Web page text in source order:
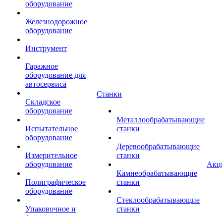
оборудование
Железнодорожное
оборудование
Инструмент
Гаражное
оборудование для
автосервиса
Складское
оборудование
Испытательное
оборудование
Измерительное
оборудование
Полиграфическое
оборудование
Упаковочное и
Станки
Металлообрабатывающие
станки
Деревообрабатывающие
станки
Камнеобрабатывающие
станки
Стеклообрабатывающие
станки